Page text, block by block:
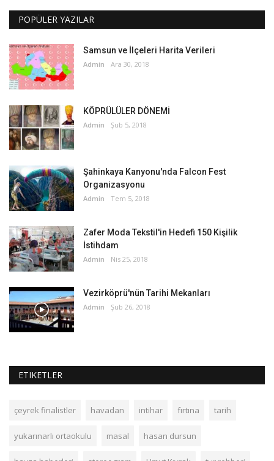
POPÜLER YAZILAR
Samsun ve İlçeleri Harita Verileri
Admin Ara 30, 2018
KÖPRÜLÜLER DÖNEMİ
Admin Şub 5, 2018
Şahinkaya Kanyonu'nda Falcon Fest
Organizasyonu
Admin Tem 5, 2018
Zafer Moda Tekstil'in Hedefi 150 Kişilik
İstihdam
Admin Nis 25, 2018
Vezirköprü'nün Tarihi Mekanları
Admin Şub 26, 2018
ETIKETLER
çeyrek finalistler havadan intihar fırtına tarih
yukarınarlı ortaokulu masal hasan dursun